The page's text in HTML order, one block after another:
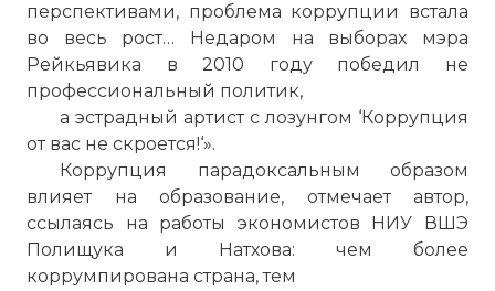
перспективами, проблема коррупции встала
во весь рост… Недаром на выборах мэра
Рейкьявика в 2010 году победил не
профессиональный политик,
а эстрадный артист с лозунгом ‘Коррупция
от вас не скроется!‘».
Коррупция парадоксальным образом
влияет на образование, отмечает автор,
ссылаясь на работы экономистов НИУ ВШЭ
Полищука и Натхова: чем более
коррумпирована страна, тем